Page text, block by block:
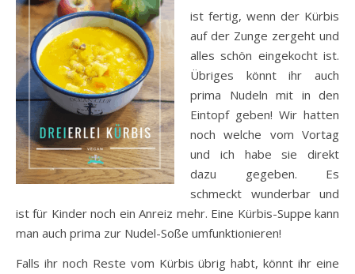
ist fertig, wenn der Kürbis
auf der Zunge zergeht und
alles schön eingekocht ist.
Übriges könnt ihr auch
prima Nudeln mit in den
Eintopf geben! Wir hatten
noch welche vom Vortag
und ich habe sie direkt
dazu gegeben. Es
schmeckt wunderbar und
ist für Kinder noch ein Anreiz mehr. Eine Kürbis-Suppe kann
man auch prima zur Nudel-Soße umfunktionieren!
Falls ihr noch Reste vom Kürbis übrig habt, könnt ihr eine